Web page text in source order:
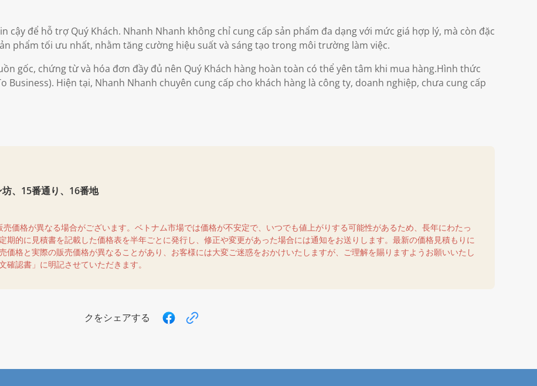
cậy để hỗ trợ Quý Khách. Nhanh Nhanh không chỉ cung cấp sản phẩm đa dạng với mức giá hợp lý, mà còn đặc
phẩm tối ưu nhất, nhằm tăng cường hiệu suất và sáng tạo trong môi trường làm việc.
gốc, chứng từ và hóa đơn đầy đủ nên Quý Khách hàng hoàn toàn có thể yên tâm khi mua hàng.Hình thức
Business). Hiện tại, Nhanh Nhanh chuyên cung cấp cho khách hàng là công ty, doanh nghiệp, chưa cung cấp
、15番通り、16番地
価格が異なる場合がございます。ベトナム市場では価格が不安定で、いつでも値上がりする可能性があるため、長年にわたっ
期的に見積書を記載した価格表を半年ごとに発行し、修正や変更があった場合には通知をお送りします。最新の価格見積もりに
価格と実際の販売価格が異なることがあり、お客様には大変ご迷惑をおかけいたしますが、ご理解を賜りますようお願いいたし
認書」に明記させていただきます。
クをシェアする